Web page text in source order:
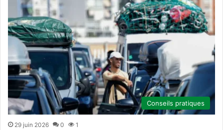
Conseils pratiques
29 juin 2026 0 1